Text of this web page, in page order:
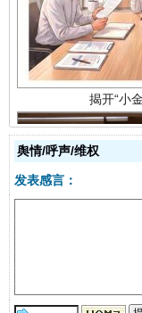
舆情/呼声/维权
发表感言：